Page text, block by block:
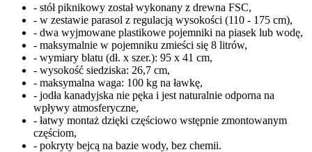
- stół piknikowy został wykonany z drewna FSC,
- w zestawie parasol z regulacją wysokości (110 - 175 cm),
- dwa wyjmowane plastikowe pojemniki na piasek lub wodę,
- maksymalnie w pojemniku zmieści się 8 litrów,
- wymiary blatu (dł. x szer.): 95 x 41 cm,
- wysokość siedziska: 26,7 cm,
- maksymalna waga: 100 kg na ławkę,
- jodła kanadyjska nie pęka i jest naturalnie odporna na
wpływy atmosferyczne,
- łatwy montaż dzięki częściowo wstępnie zmontowanym
częściom,
- pokryty bejcą na bazie wody, bez chemii.